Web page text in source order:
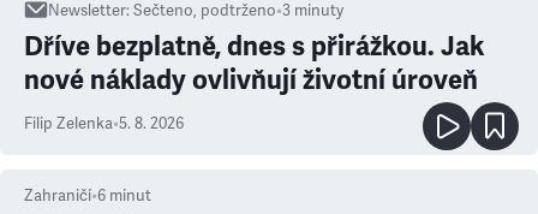
Newsletter:Sečteno, podtrženo•3 minuty
Dříve bezplatně, dnes s přirážkou. Jak
nové náklady ovlivňují životní úroveň
Filip Zelenka•5. 8. 2026
Zahraničí•6 minut